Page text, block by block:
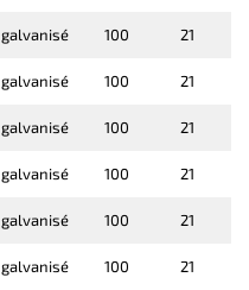
galvanisé 100 21
galvanisé 100 21
galvanisé 100 21
galvanisé 100 21
galvanisé 100 21
galvanisé 100 21